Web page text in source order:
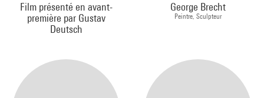
Film présenté en avant-
première par Gustav
Deutsch
George Brecht
Peintre, Sculpteur